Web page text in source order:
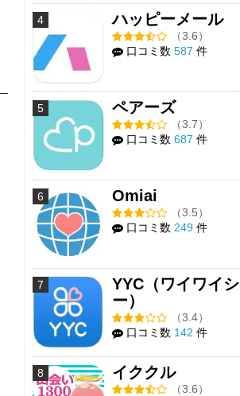
4 ハッピーメール
（3.6）
口コミ数 587 件
5 ペアーズ
（3.7）
口コミ数 687 件
6 Omiai
（3.5）
口コミ数 249 件
7
YYC（ワイワイシ
ー）
（3.4）
口コミ数 142 件
8 イククル
（3.6）